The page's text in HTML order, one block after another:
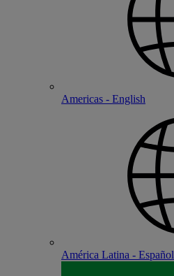
Americas - English
América Latina - Español